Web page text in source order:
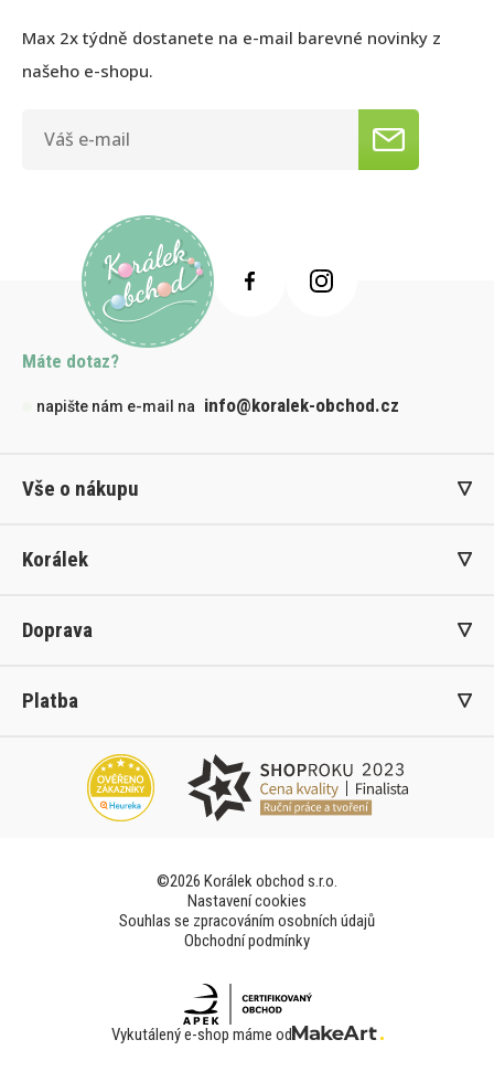
Max 2x týdně dostanete na e-mail barevné novinky z
našeho e-shopu.
Máte dotaz?
napište nám e-mail na info@koralek-obchod.cz
Vše o nákupu
Korálek
Doprava
Platba
©2026 Korálek obchod s.r.o.
Nastavení cookies
Souhlas se zpracováním osobních údajů
Obchodní podmínky
Vykutálený e-shop máme od